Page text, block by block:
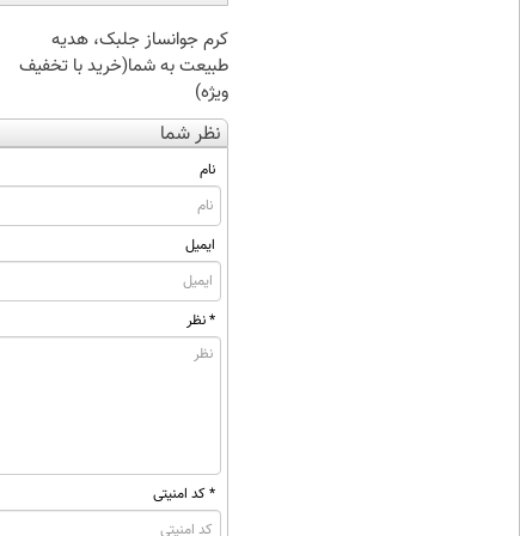
کرم جوانساز جلبک، هدیه
طبیعت به شما(خرید با تخفیف
ویژه)
نظر شما
نام
ایمیل
* نظر
* کد امنیتی